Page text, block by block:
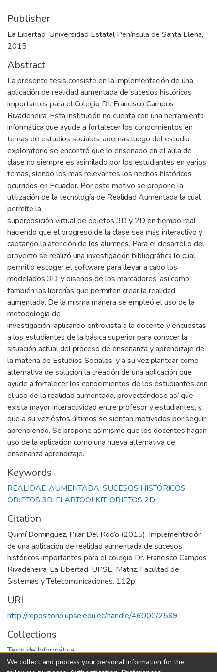
Publisher
La Libertad: Universidad Estatal Península de Santa Elena,
2015
Abstract
La presente tesis consiste en la implementación de una
aplicación de realidad aumentada de sucesos históricos
importantes para el Colegio Dr. Francisco Campos
Rivadeneira. Esta institución no cuenta con una herramienta
informática que ayude a fortalecer los conocimientos en
temas de estudios sociales, además luego del estudio
exploratorio se encontró que lo enseñado en el aula de
clase no siempre es asimilado por los estudiantes en varios
temas, siendo los más relevantes los hechos históricos
ocurridos en Ecuador. Por este motivo se propone la
utilización de la tecnología de Realidad Aumentada la cual
permite la
superposición virtual de objetos 3D y 2D en tiempo real
haciendo que el progreso de la clase sea más interactivo y
captando la atención de los alumnos. Para el desarrollo del
proyecto se realizó una investigación bibliográfica lo cual
permitió escoger el software para llevar a cabo los
modelados 3D, y diseños de los marcadores, así como
también las librerías que permiten crear la realidad
aumentada. De la misma manera se empleó el uso de la
metodología de
investigación, aplicando entrevista a la docente y encuestas
a los estudiantes de la básica superior para conocer la
situación actual del proceso de enseñanza y aprendizaje de
la materia de Estudios Sociales, y a su vez plantear como
alternativa de solución la creación de una aplicación que
ayude a fortalecer los conocimientos de los estudiantes con
el uso de la realidad aumentada, proyectándose así que
exista mayor interactividad entre profesor y estudiantes, y
que a su vez éstos últimos se sientan motivados por seguir
aprendiendo. Se propone asimismo que los docentes hagan
uso de la aplicación como una nueva alternativa de
enseñanza aprendizaje.
Keywords
REALIDAD AUMENTADA, SUCESOS HISTÓRICOS,
OBJETOS 3D, FLARTOOLKIT, OBJETOS 2D
Citation
Quimí Domínguez, Pilar Del Rocío (2015). Implementación
de una aplicación de realidad aumentada de sucesos
históricos importantes para el colegio Dr. Francisco Campos
Rivadeneira. La Libertad. UPSE, Matriz. Facultad de
Sistemas y Telecomunicaciones. 112p.
URI
http://repositorio.upse.edu.ec/handle/46000/2569
Collections
Tesis de Informática
We collect and process your personal information for the